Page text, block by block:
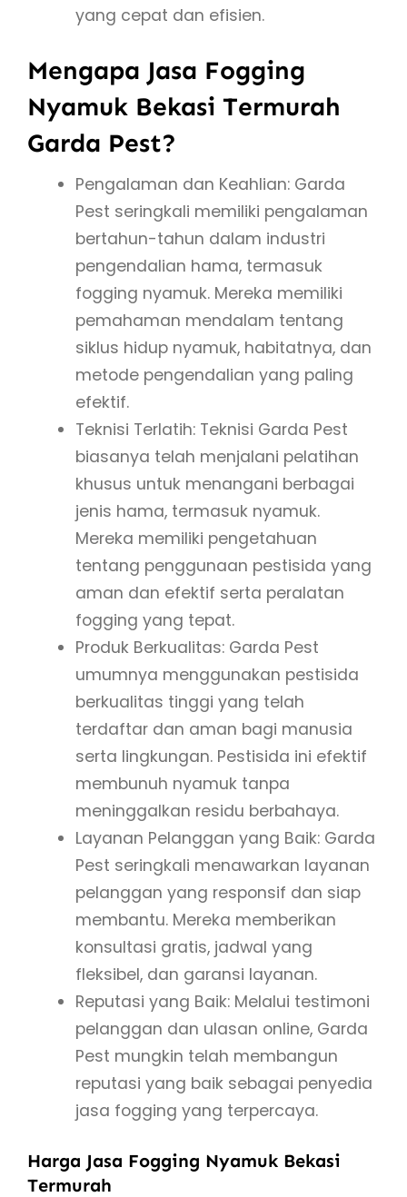
yang cepat dan efisien.
Mengapa Jasa Fogging
Nyamuk Bekasi Termurah
Garda Pest?
Pengalaman dan Keahlian: Garda
Pest seringkali memiliki pengalaman
bertahun-tahun dalam industri
pengendalian hama, termasuk
fogging nyamuk. Mereka memiliki
pemahaman mendalam tentang
siklus hidup nyamuk, habitatnya, dan
metode pengendalian yang paling
efektif.
Teknisi Terlatih: Teknisi Garda Pest
biasanya telah menjalani pelatihan
khusus untuk menangani berbagai
jenis hama, termasuk nyamuk.
Mereka memiliki pengetahuan
tentang penggunaan pestisida yang
aman dan efektif serta peralatan
fogging yang tepat.
Produk Berkualitas: Garda Pest
umumnya menggunakan pestisida
berkualitas tinggi yang telah
terdaftar dan aman bagi manusia
serta lingkungan. Pestisida ini efektif
membunuh nyamuk tanpa
meninggalkan residu berbahaya.
Layanan Pelanggan yang Baik: Garda
Pest seringkali menawarkan layanan
pelanggan yang responsif dan siap
membantu. Mereka memberikan
konsultasi gratis, jadwal yang
fleksibel, dan garansi layanan.
Reputasi yang Baik: Melalui testimoni
pelanggan dan ulasan online, Garda
Pest mungkin telah membangun
reputasi yang baik sebagai penyedia
jasa fogging yang terpercaya.
Harga Jasa Fogging Nyamuk Bekasi
Termurah